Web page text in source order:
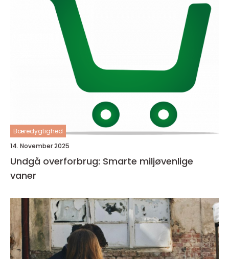
Bæredygtighed
14. November 2025
Undgå overforbrug: Smarte miljøvenlige
vaner